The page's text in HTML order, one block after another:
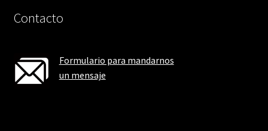
Contacto
Formulario para mandarnos
un mensaje